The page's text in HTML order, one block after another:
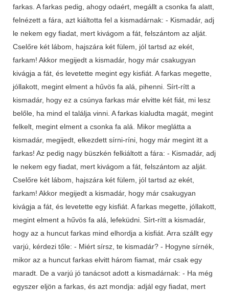
farkas. A farkas pedig, ahogy odaért, megállt a csonka fa alatt,
felnézett a fára, azt kiáltotta fel a kismadárnak: - Kismadár, adj
le nekem egy fiadat, mert kivágom a fát, felszántom az alját.
Cselőre két lábom, hajszára két fülem, jól tartsd az ekét,
farkam! Akkor megijedt a kismadár, hogy már csakugyan
kivágja a fát, és levetette megint egy kisfiát. A farkas megette,
jóllakott, megint elment a hűvös fa alá, pihenni. Sírt-rítt a
kismadár, hogy ez a csúnya farkas már elvitte két fiát, mi lesz
belőle, ha mind el találja vinni. A farkas kialudta magát, megint
felkelt, megint elment a csonka fa alá. Mikor meglátta a
kismadár, megijedt, elkezdett sírni-ríni, hogy már megint itt a
farkas! Az pedig nagy büszkén felkiáltott a fára: - Kismadár, adj
le nekem egy fiadat, mert kivágom a fát, felszántom az alját.
Cselőre két lábom, hajszára két fülem, jól tartsd az ekét,
farkam! Akkor megijedt a kismadár, hogy már csakugyan
kivágja a fát, és levetette egy kisfiát. A farkas megette, jóllakott,
megint elment a hűvös fa alá, lefeküdni. Sírt-rítt a kismadár,
hogy az a huncut farkas mind elhordja a kisfiát. Arra szállt egy
varjú, kérdezi tőle: - Miért sírsz, te kismadár? - Hogyne sírnék,
mikor az a huncut farkas elvitt három fiamat, már csak egy
maradt. De a varjú jó tanácsot adott a kismadárnak: - Ha még
egyszer eljön a farkas, és azt mondja: adjál egy fiadat, mert